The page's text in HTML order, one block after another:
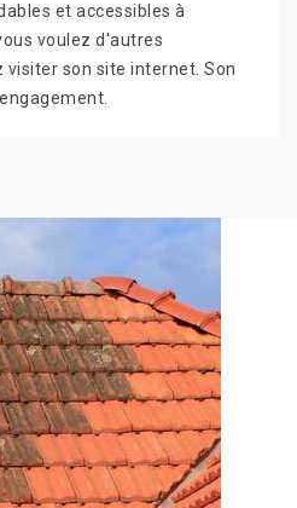
et accessibles à
voulez d'autres
son site internet. Son